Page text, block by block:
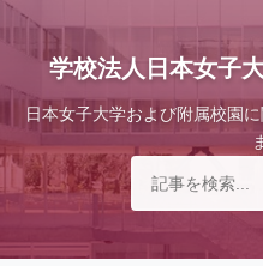
学校法人日本女子
日本女子大学および附属校園